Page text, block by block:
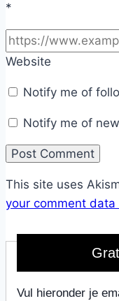
*
Website
Notify me of
Notify me of
This site uses
your comment data
Vul hieronder je